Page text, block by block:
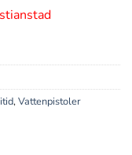
,Vattenpistoler